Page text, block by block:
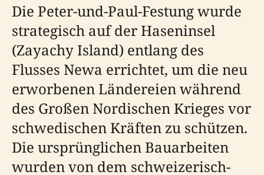
Die Peter-und-Paul-Festung wurde
strategisch auf der Haseninsel
(Zayachy Island) entlang des
Flusses Newa errichtet, um die neu
erworbenen Ländereien während
des Großen Nordischen Krieges vor
schwedischen Kräften zu schützen.
Die ursprünglichen Bauarbeiten
wurden von dem schweizerisch-